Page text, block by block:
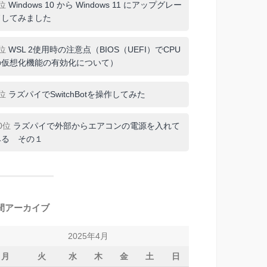
Windows 10 から Windows 11 にアップグレー
てみました
WSL 2使用時の注意点（BIOS（UEFI）でCPU
想化機能の有効化について）
ラズパイでSwitchBotを操作してみた
位 ラズパイで外部からエアコンの電源を入れて
る その１
アーカイブ
2025年4月
月 火 水 木 金 土 日